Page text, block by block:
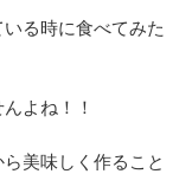
る時に食べてみた
よね！！
美味しく作ること